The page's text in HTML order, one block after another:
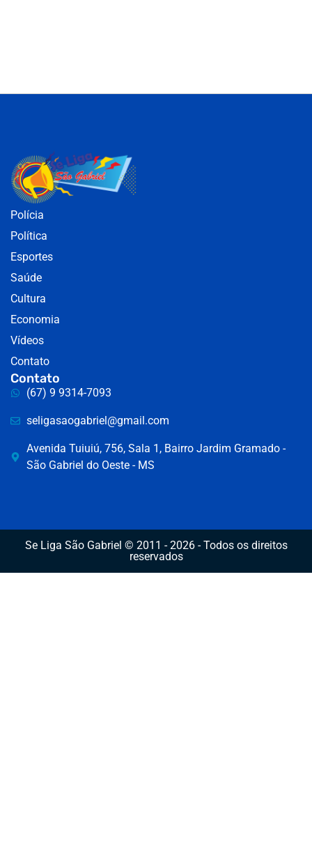
Polícia
Política
Esportes
Saúde
Cultura
Economia
Vídeos
Contato
Contato
(67) 9 9314-7093
seligasaogabriel@gmail.com
Avenida Tuiuiú, 756, Sala 1, Bairro Jardim Gramado -
São Gabriel do Oeste - MS
Se Liga São Gabriel © 2011 - 2026 - Todos os direitos
reservados